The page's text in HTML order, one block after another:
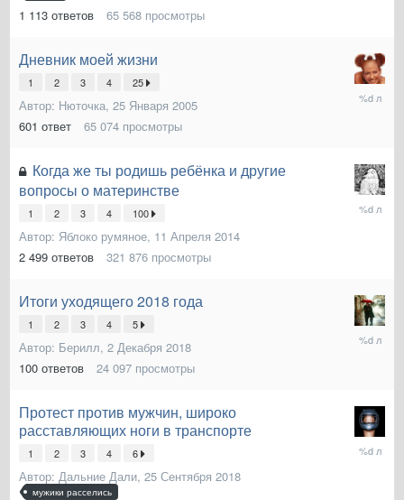
1 113 ответов 65 568 просмотры
Дневник моей жизни
1 2 3 4 25
Автор: Нюточка, 25 Января 2005
601 ответ 65 074 просмотры
Когда же ты родишь ребёнка и другие
вопросы о материнстве
1 2 3 4 100
Автор: Яблоко румяное, 11 Апреля 2014
2 499 ответов 321 876 просмотры
19
Мая
Итоги уходящего 2018 года
1 2 3 4 5
Автор: Берилл, 2 Декабря 2018
100 ответов 24 097 просмотры
Января
Протест против мужчин, широко
расставляющих ноги в транспорте
1 2 3 4 6
Автор: Дальние Дали, 25 Сентября 2018
мужики расселись
13
Декабря